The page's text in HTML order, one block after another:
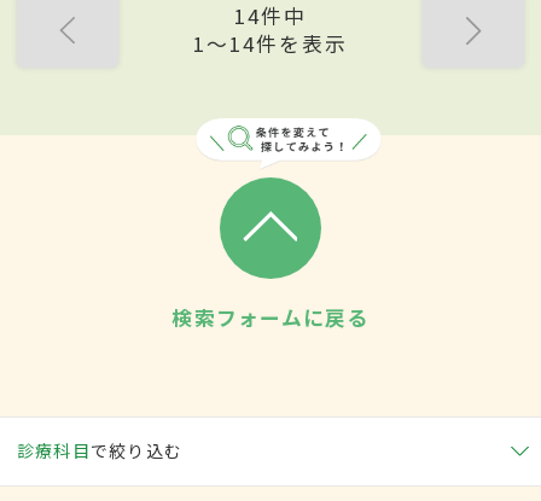
14件中
1〜14件を表示
検索フォームに戻る
診療科目で絞り込む